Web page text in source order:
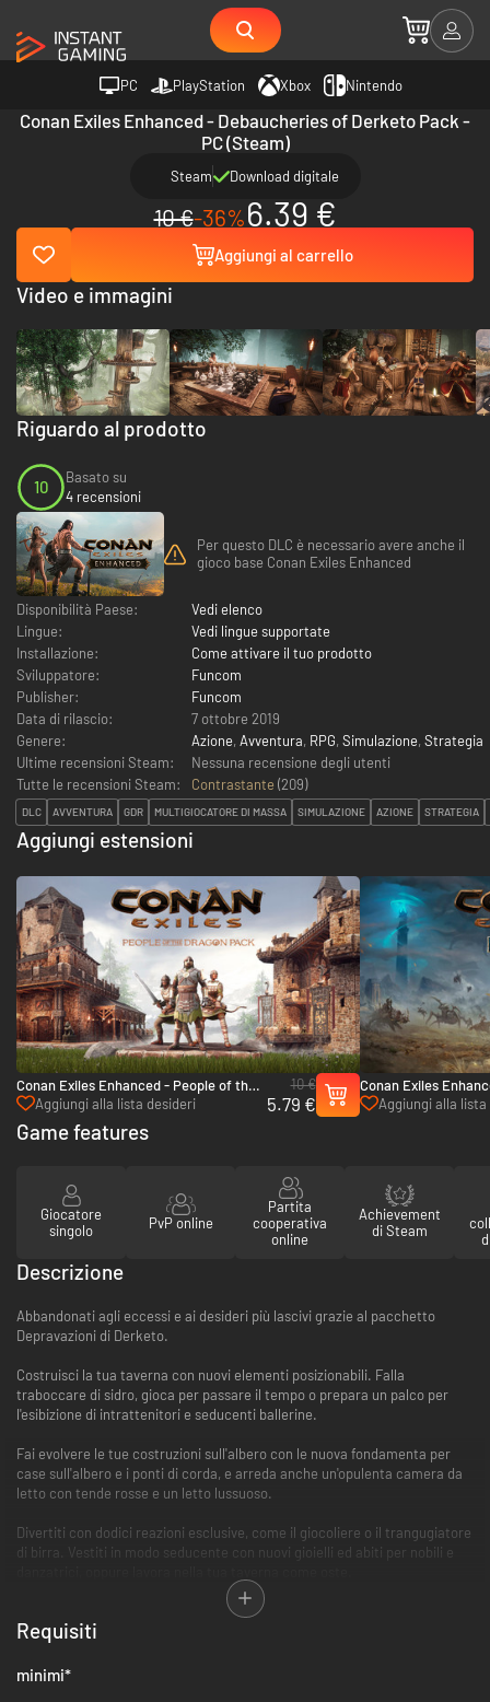
PC PlayStation Xbox Nintendo
Conan Exiles Enhanced - Debaucheries of Derketo Pack -
PC (Steam)
Steam Download digitale
10 €-36%6.39 €
Aggiungi al carrello
Riguardo al prodotto
10
Basato su
4 recensioni
Per questo DLC è necessario avere anche il
gioco base Conan Exiles Enhanced
Disponibilità Paese:
Vedi elenco
Lingue:
Vedi lingue supportate
Installazione:
Come attivare il tuo prodotto
Sviluppatore:
Funcom
Publisher:
Funcom
Data di rilascio:
7 ottobre 2019
Genere:
Azione, Avventura, RPG, Simulazione, Strategia
Ultime recensioni Steam:
Nessuna recensione degli utenti
Tutte le recensioni Steam:
Contrastante (209)
DLC AVVENTURA GDR MULTIGIOCATORE DI MASSA SIMULAZIONE AZIONE STRATEGIA
Aggiungi estensioni
Conan Exiles Enhanced - People of the
Dragon Pack - PC (Steam)
Aggiungi alla lista desideri
10 €
5.79 €
Conan Exiles
- PC (Steam)
Aggiungi alla lista
Video e immagini
Game features
Giocatore
singolo
PvP online
Partita
cooperativa
online
Achievement
di Steam
Descrizione
Abbandonati agli eccessi e ai desideri più lascivi grazie al pacchetto
Depravazioni di Derketo.
Costruisci la tua taverna con nuovi elementi posizionabili. Falla
traboccare di sidro, gioca per passare il tempo o prepara un palco per
l'esibizione di intrattenitori e seducenti ballerine.
Fai evolvere le tue costruzioni sull'albero con le nuova fondamenta per
case sull'albero e i ponti di corda, e arreda anche un'opulenta camera da
letto con tende rosse e un letto lussuoso.
Divertiti con dodici reazioni esclusive, come il giocoliere o il trangugiatore
di birra. Vestiti in modo seducente con nuovi gioielli ed abiti per nobili e
Il pacchetto Depravazioni di Derketo contiene:
Per costruire ponti di corda, palchi e fondamenta per case
Requisiti
minimi*